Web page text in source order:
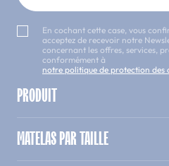
En cochant cette case, vous
acceptez de recevoir notre
concernant les offres, services,
conformément à
notre politique de protection des
PRODUIT
MATELAS PAR TAILLE